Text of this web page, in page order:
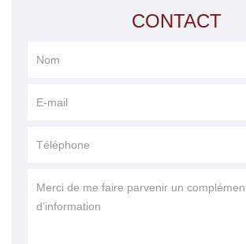
CONTACT